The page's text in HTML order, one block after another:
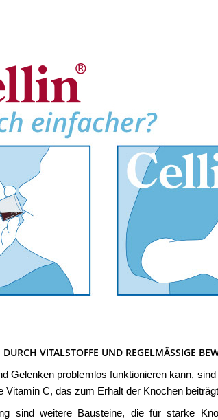
VITALSTOFFE UND REGELMÄSSIGE
Gelenken problemlos funktionieren kann,
C, das zum Erhalt der Knochen
sind weitere Bausteine, die für starke